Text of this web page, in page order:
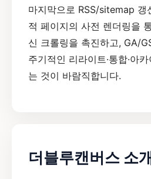
마지막으로 RSS/sitemap 갱
적 페이지의 사전 렌더링을
신 크롤링을 촉진하고, GA/
주기적인 리라이트·통합·아
는 것이 바람직합니다.
더블루캔버스 소